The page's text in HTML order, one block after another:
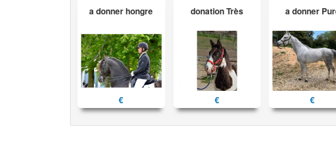
a donner hongre
€
donation Très
€
a donner
€